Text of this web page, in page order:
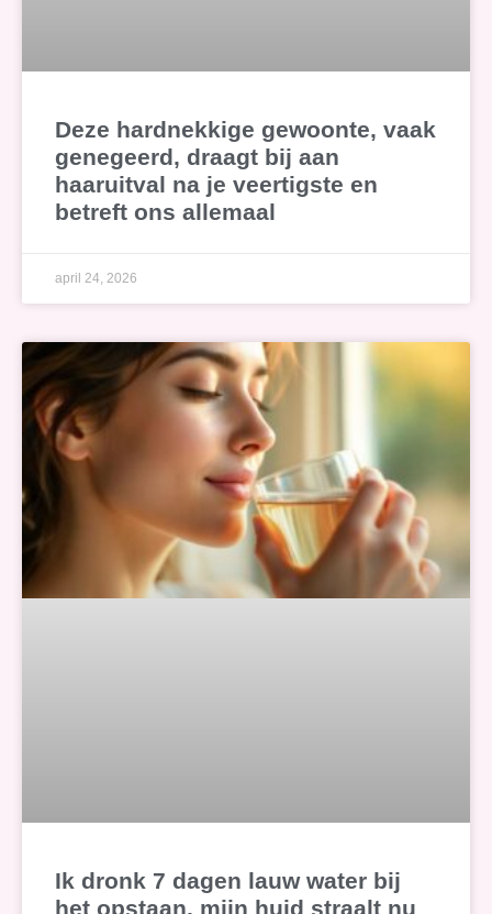
Deze hardnekkige gewoonte, vaak
genegeerd, draagt bij aan
haaruitval na je veertigste en
betreft ons allemaal
april 24, 2026
Ik dronk 7 dagen lauw water bij
het opstaan, mijn huid straalt nu